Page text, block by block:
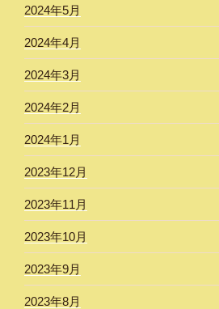
2024年5月
2024年4月
2024年3月
2024年2月
2024年1月
2023年12月
2023年11月
2023年10月
2023年9月
2023年8月